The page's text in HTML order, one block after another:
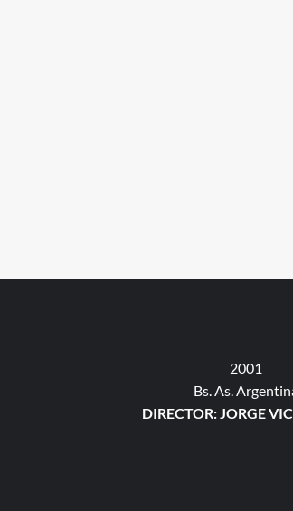
2001
Bs. As.
DIRECTOR: JORGE